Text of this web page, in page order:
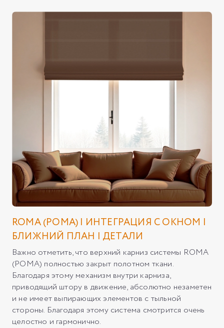
ROMA (РОМА) | ИНТЕГРАЦИЯ С ОКНОМ |
БЛИЖНИЙ ПЛАН | ДЕТАЛИ
Важно отметить, что верхний карниз системы ROMA
(РОМА) полностью закрыт полотном ткани.
Благодаря этому механизм внутри карниза,
приводящий штору в движение, абсолютно незаметен
и не имеет выпирающих элементов с тыльной
стороны. Благодаря этому система смотрится очень
целостно и гармонично.